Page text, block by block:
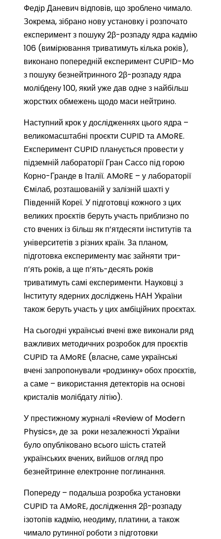
Федір Даневич відповів, що зроблено чимало.
Зокрема, зібрано нову установку і розпочато
експеримент з пошуку 2β-розпаду ядра кадмію
106 (вимірювання триватимуть кілька років),
виконано попередній експеримент CUPID-Mo
з пошуку безнейтринного 2β-розпаду ядра
молібдену 100, який уже дав одне з найбільш
жорстких обмежень щодо маси нейтрино.
Наступний крок у дослідженнях цього ядра –
великомасштабні проєкти CUPID та AMoRE.
Експеримент CUPID планується провести у
підземній лабораторії Гран Сассо під горою
Корно-Гранде в Італії. AMoRE – у лабораторії
Ємілаб, розташованій у залізній шахті у
Південній Кореї. У підготовці кожного з цих
великих проєктів беруть участь приблизно по
сто вчених із більш як п’ятдесяти інститутів та
університетів з різних країн. За планом,
підготовка експерименту має зайняти три-
п’ять років, а ще п’ять-десять років
триватимуть самі експерименти. Науковці з
Інституту ядерних досліджень НАН України
також беруть участь у цих амбіційних проєктах.
На сьогодні українські вчені вже виконали ряд
важливих методичних розробок для проєктів
CUPID та AMoRE (власне, саме українські
вчені запропонували «родзинку» обох проєктів,
а саме – використання детекторів на основі
кристалів молібдату літію).
У престижному журналі «Review of Modern
Physics», де за роки незалежності України
було опубліковано всього шість статей
українських вчених, вийшов огляд про
безнейтринне електронне поглинання.
Попереду – подальша розробка установки
CUPID та AMoRE, дослідження 2β-розпаду
ізотопів кадмію, неодиму, платини, а також
чимало рутинної роботи з підготовки